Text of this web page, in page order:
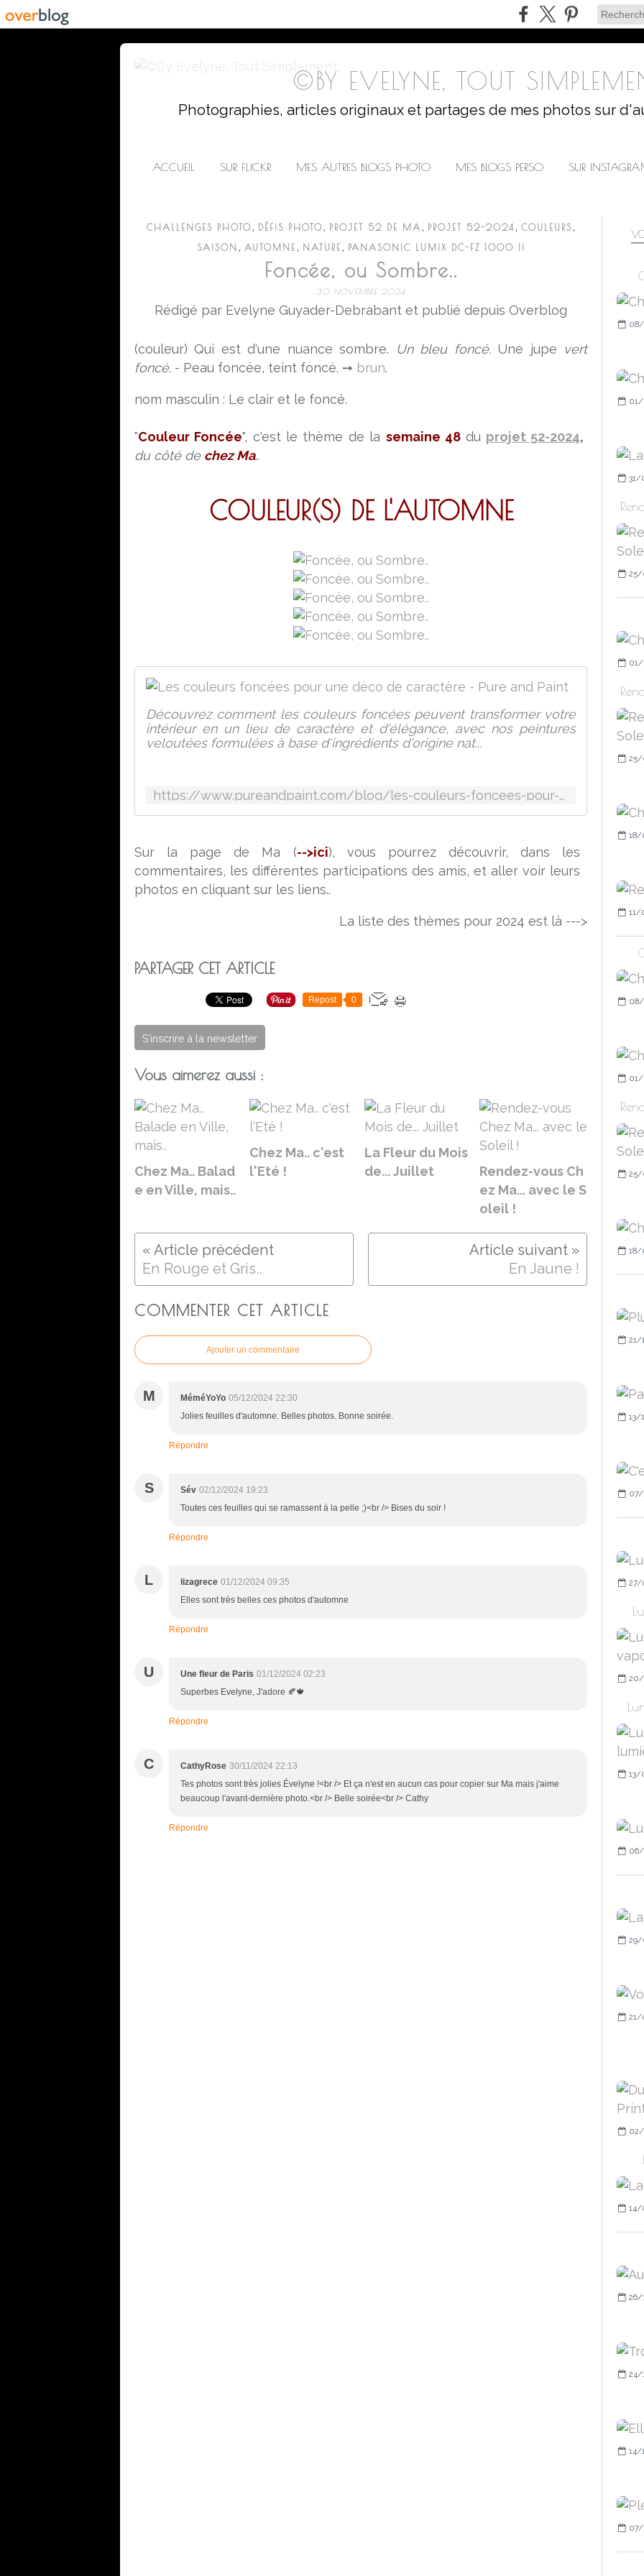
©BY EVELYNE, TOUT
Photographies, articles originaux et partages de mes photos sur
ACCUEIL SUR FLICKR MES AUTRES BLOGS PHOTO MES BLOGS PERSO SUR
CHALLENGES PHOTO , DÉFIS PHOTO , PROJET 52 DE MA , PROJET 52-2024 , COULEURS ,
SAISON , AUTOMNE , NATURE , PANASONIC LUMIX DC-FZ 1000 II
Foncée, ou Sombre..
30 NOVEMBRE 2024
Rédigé par Evelyne Guyader-Debrabant et publié depuis Overblog
(couleur) Qui est d'une nuance sombre. Un bleu foncé. Une jupe vert
foncé. - Peau foncée, teint foncé. ➙ brun.
nom masculin : Le clair et le foncé.
"Couleur Foncée", c'est le thème de la semaine 48du projet 52-2024,
du côté de chez Ma..
COULEUR(S) DE L'AUTOMNE
Les
Découvrez comment les couleurs foncées peuvent transformer votre
intérieur en un lieu de caractère et d'élégance, avec nos peintures
veloutées formulées à base d'ingrédients d'origine nat...
https://www.pureandpaint.com/blog/les-couleurs-foncees-pour-une-deco-de-caractere--b19.html
Sur la page de Ma (-->ici), vous pourrez découvrir, dans les
commentaires, les différentes participations des amis, et aller voir leurs
photos en cliquant sur les liens..
La liste des thèmes pour 2024 est là --->
PARTAGER CET ARTICLE
Repost 0
S'inscrire à la newsletter
Vous aimerez aussi :
Chez Ma.. Balad
e en Ville, mais..
Chez Ma.. c'est
l'Eté !
La Fleur du Mois
de... Juillet
Rendez-vous Ch
ez Ma... avec le S
oleil !
En Rouge et Gris.. En Jaune !
COMMENTER CET ARTICLE
Ajouter un commentaire
M MéméYoYo 05/12/2024 22:30
Jolies feuilles d'automne. Belles photos. Bonne soirée.
Répondre
S Sév 02/12/2024 19:23
Toutes ces feuilles qui se ramassent à la pelle ;)<br /> Bises du soir !
Répondre
L lizagrece 01/12/2024 09:35
Elles sont très belles ces photos d'automne
Répondre
U Une fleur de Paris 01/12/2024 02:23
Superbes Evelyne, J'adore 🍂🍁
Répondre
C CathyRose 30/11/2024 22:13
Tes photos sont très jolies Évelyne !<br /> Et ça n'est en aucun cas pour copier sur Ma mais j'aime
beaucoup l'avant-dernière photo.<br /> Belle soirée<br /> Cathy
Répondre
31/
25/
25/
18/
11/
25/
18/
21/
13/
07/
27/
20/
13/
29/
21/
14/
26/
24/
14/
07/